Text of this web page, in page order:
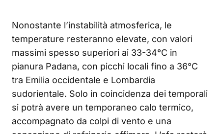
Nonostante l’instabilità atmosferica, le
temperature resteranno elevate, con valori
massimi spesso superiori ai 33-34°C in
pianura Padana, con picchi locali fino a 36°C
tra Emilia occidentale e Lombardia
sudorientale. Solo in coincidenza dei temporali
si potrà avere un temporaneo calo termico,
accompagnato da colpi di vento e una